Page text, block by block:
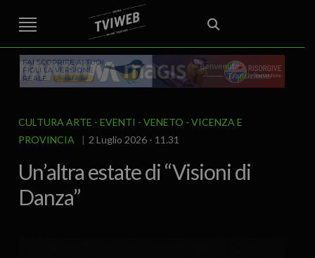
STREET TG CRONACA VENETO
VICENZA E PROVINCIA
AREA BERICA
ECONOMIA ATTUALITA’ POLITICA
EDITORIALE ITALIA E MONDO CURIOSITÀ – LIFESTYLE
CULTURA ARTE
SPORT
IL GRAFFIO FOOD & DRINK FUORIPORTA EROTICO VICENTINO
CULTURA ARTE EVENTI VENETO
VICENZA E
PROVINCIA
2 Luglio 2026 - 11.31
Un’altra estate di “Visioni di
Danza”